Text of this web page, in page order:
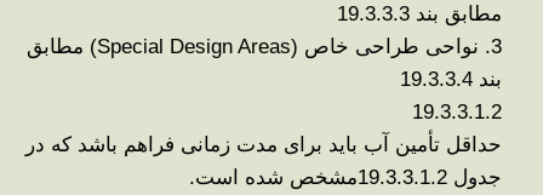
مطابق بند 19.3.3.3
3. نواحی طراحی خاص (Special Design Areas)
مطابق
بند 19.3.3.4
19.3.3.1.2
حداقل تأمین آب باید برای مدت زمانی فراهم باشد که در
جدول 19.3.3.1.2
مشخص شده است.